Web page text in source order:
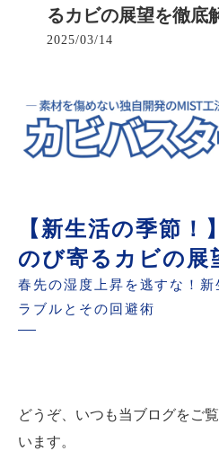
るカビの展望を徹底
2025/03/14
【新生活の季節！
のび寄るカビの展
春先の湿度上昇を逃すな！
ラブルとその回避術
どうぞ、いつも当ブログをご
います。